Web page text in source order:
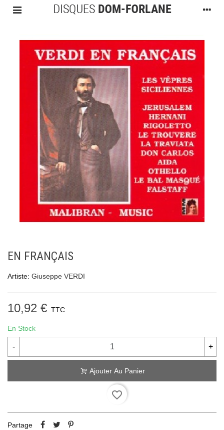
EN FRANÇAIS
Artiste: Giuseppe VERDI
10,92 € TTC
En Stock
- +
Ajouter Au Panier
favorite_border
Partage